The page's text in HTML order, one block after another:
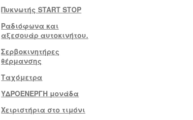
Πυκνωτής START STOP
Ραδιόφωνα και
αξεσουάρ αυτοκινήτου.
Σερβοκινητήρες
θέρμανσης
Ταχόμετρα
ΥΔΡΟΕΝΕΡΓΗ μονάδα
Χειριστήρια στο τιμόνι